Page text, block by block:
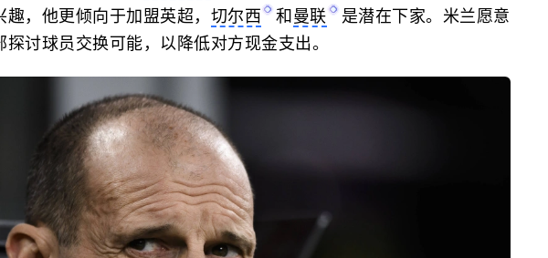
，他更倾向于加盟英超， 切尔西 和曼联
是潜在下家。米兰愿意
讨球员交换可能，以降低对方现金支出。